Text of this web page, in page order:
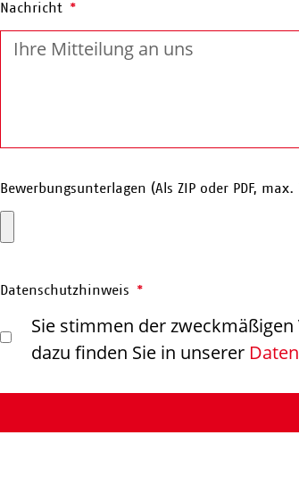
Nachricht
Bewerbungsunterlagen (Als ZIP oder PDF,
Datenschutzhinweis
Sie stimmen der
dazu finden Sie in unserer